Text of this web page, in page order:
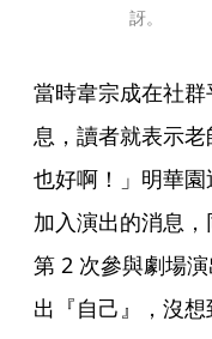
訝。
當時韋宗成在社
息，讀者就表示
也好啊！」明華
加入演出的消息
第 2 次參與劇場
出『自己』，沒